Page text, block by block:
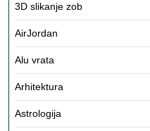
3D slikanje zob
AirJordan
Alu vrata
Arhitektura
Astrologija